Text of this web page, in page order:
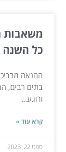
משאבות
כל השנה
ההנאה
בתים רבים,
ורוגע...
קרא עוד »
ספט 22, 2023